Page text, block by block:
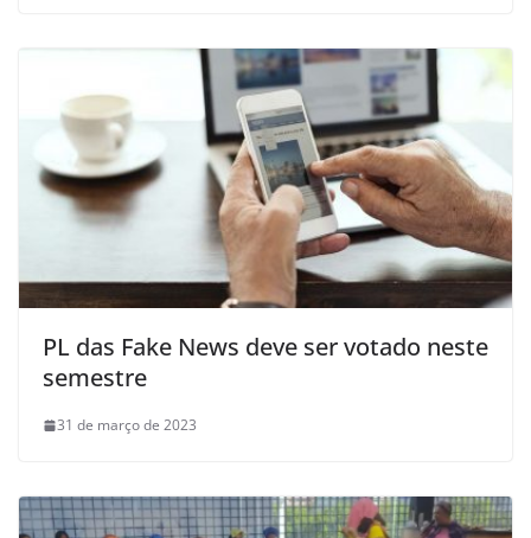
PL das Fake News deve ser votado neste
semestre
31 de março de 2023